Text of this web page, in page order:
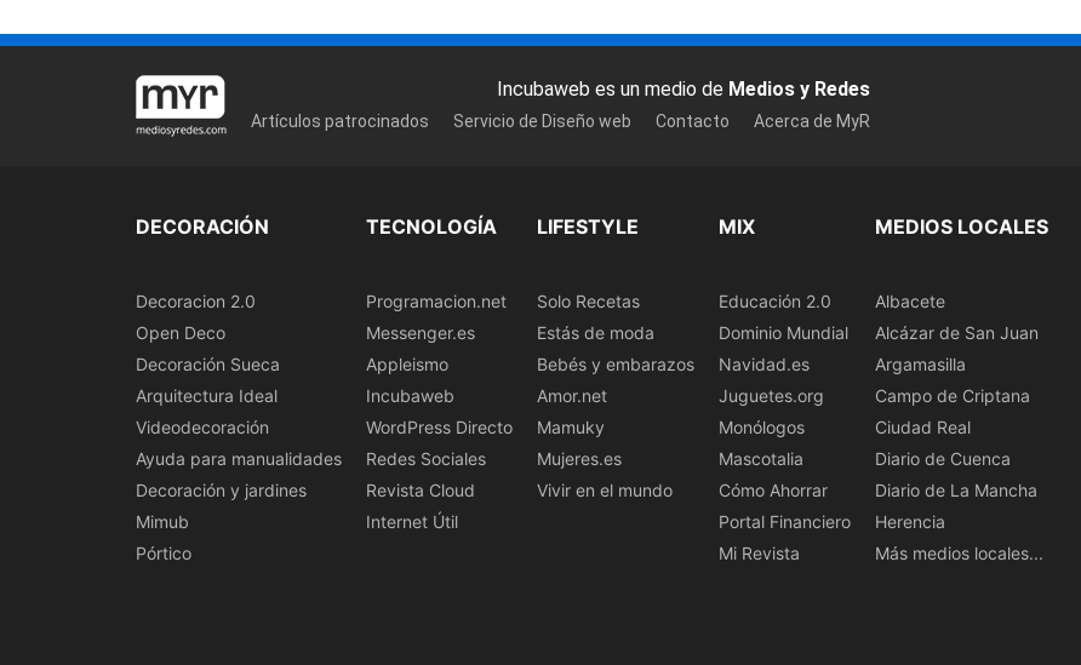
Incubaweb es un medio de Medios y Redes
Artículos patrocinados Servicio de Diseño web Contacto Acerca de MyR
DECORACIÓN
Decoracion 2.0
Open Deco
Decoración Sueca
Arquitectura Ideal
Videodecoración
Ayuda para manualidades
Decoración y jardines
Mimub
Pórtico
TECNOLOGÍA
Programacion.net
Messenger.es
Appleismo
Incubaweb
WordPress Directo
Redes Sociales
Revista Cloud
Internet Útil
LIFESTYLE
Solo Recetas
Estás de moda
Bebés y embarazos
Amor.net
Mamuky
Mujeres.es
Vivir en el mundo
MIX
Educación 2.0
Dominio Mundial
Navidad.es
Juguetes.org
Monólogos
Mascotalia
Cómo Ahorrar
Portal Financiero
Mi Revista
MEDIOS LOCALES
Albacete
Alcázar de San Juan
Argamasilla
Campo de Criptana
Ciudad Real
Diario de Cuenca
Diario de La Mancha
Herencia
Más medios locales...